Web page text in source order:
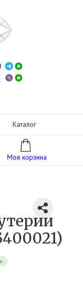
Каталог
Моя корзина